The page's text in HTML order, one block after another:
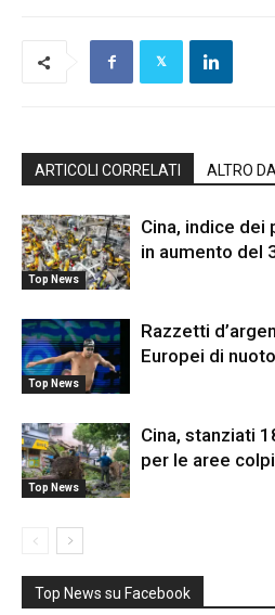
ARTICOLI CORRELATI ALTRO
Top News
Cina, indice dei
in aumento del
Top News
Razzetti
Europei di nuoto
Top News
Cina, stanziati
per le aree
Top News su Facebook